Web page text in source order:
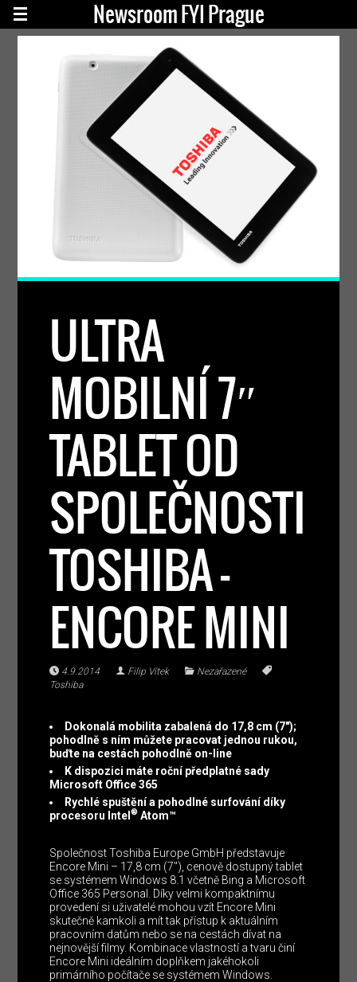
Newsroom FYI Prague
ULTRA
MOBILNÍ 7″
TABLET OD
SPOLEČNOSTI
TOSHIBA –
ENCORE MINI
4.9.2014 Filip Vítek
Nezařazené
Toshiba
Dokonalá mobilita zabalená do 17,8 cm (7″);
pohodlně s ním můžete pracovat jednou rukou,
buďte na cestách pohodlně on-line
K dispozici máte roční předplatné sady
Microsoft Office 365
Rychlé spuštění a pohodlné surfování díky
procesoru Intel® Atom™
Společnost Toshiba Europe GmbH představuje
Encore Mini – 17,8 cm (7″), cenově dostupný tablet
se systémem Windows 8.1 včetně Bing a Microsoft
Office 365 Personal. Díky velmi kompaktnímu
provedení si uživatelé mohou vzít Encore Mini
skutečně kamkoli a mít tak přístup k aktuálním
pracovním datům nebo se na cestách dívat na
nejnovější filmy. Kombinace vlastností a tvaru činí
Encore Mini ideálním doplňkem jakéhokoli
primárního počítače se systémem Windows.